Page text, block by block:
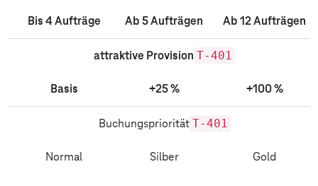
Bis 4 Aufträge Ab 5 Aufträgen Ab 12 Aufträgen
attraktive Provision T-401
Basis +25 % +100 %
Buchungspriorität T-401
Normal Silber Gold